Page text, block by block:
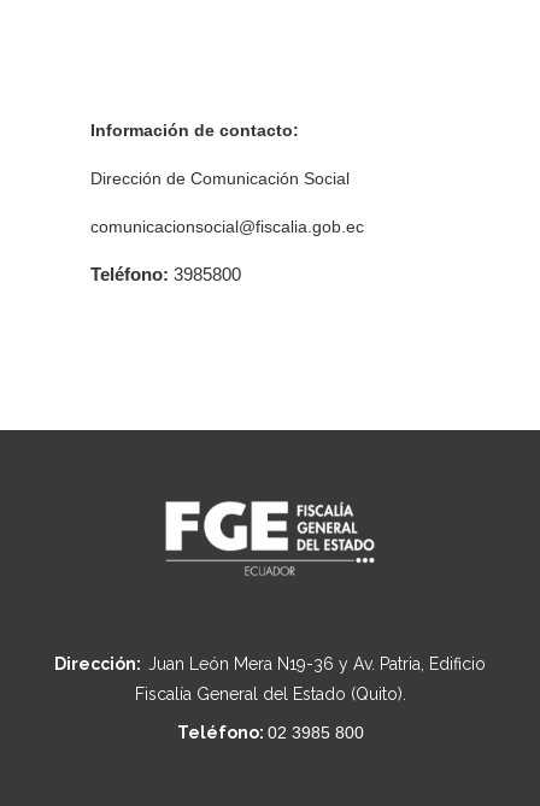
Información de contacto:
Dirección de Comunicación Social
comunicacionsocial@fiscalia.gob.ec
Teléfono: 3985800
Dirección: Juan León Mera N19-36 y Av. Patria, Edificio
Fiscalía General del Estado (Quito).
Teléfono: 02 3985 800